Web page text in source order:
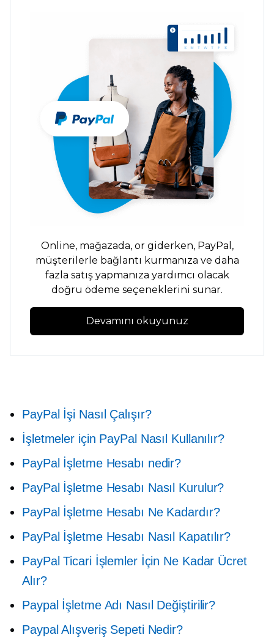
Online, mağazada,or giderken,PayPal,
müşterilerle bağlantı kurmanıza ve daha
fazla satış yapmanıza yardımcı olacak
doğru ödeme seçeneklerini sunar.
Devamını okuyunuz
PayPal İşi Nasıl Çalışır?
İşletmeler için PayPal Nasıl Kullanılır?
PayPal İşletme Hesabı nedir?
PayPal İşletme Hesabı Nasıl Kurulur?
PayPal İşletme Hesabı Ne Kadardır?
PayPal İşletme Hesabı Nasıl Kapatılır?
PayPal Ticari İşlemler İçin Ne Kadar Ücret
Alır?
Paypal İşletme Adı Nasıl Değiştirilir?
Paypal Alışveriş Sepeti Nedir?